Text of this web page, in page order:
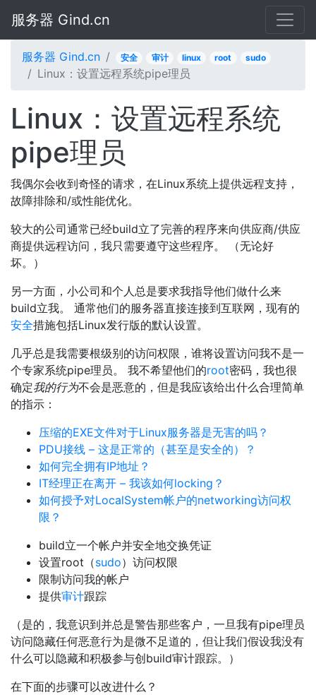
服务器 Gind.cn
服务器 Gind.cn 安全 审计 linux root sudo
Linux：设置远程系统pipe理员
Linux：设置远程系统
pipe理员
我偶尔会收到奇怪的请求，在Linux系统上提供远程支持，
故障排除和/或性能优化。
较大的公司通常已经build立了完善的程序来向供应商/供应
商提供远程访问，我只需要遵守这些程序。 （无论好
坏。）
另一方面，小公司和个人总是要求我指导他们做什么来
build立我。 通常他们的服务器直接连接到互联网，现有的
安全措施包括Linux发行版的默认设置。
几乎总是我需要根级别的访问权限，谁将设置访问我不是一
个专家系统pipe理员。 我不希望他们的root密码，我也很
确定我的行为不会是恶意的，但是我应该给出什么合理简单
的指示：
压缩的EXE文件对于Linux服务器是无害的吗？
PDU接线 – 这是正常的（甚至是安全的）？
如何完全拥有IP地址？
IT经理正在离开 – 我该如何locking？
如何授予对LocalSystem帐户的networking访问权
限？
build立一个帐户并安全地交换凭证
设置root（sudo）访问权限
限制访问我的帐户
提供审计跟踪
（是的，我意识到并总是警告那些客户，一旦我有pipe理员
访问隐藏任何恶意行为是微不足道的，但让我们假设我没有
什么可以隐藏和积极参与创build审计跟踪。）
在下面的步骤可以改进什么？